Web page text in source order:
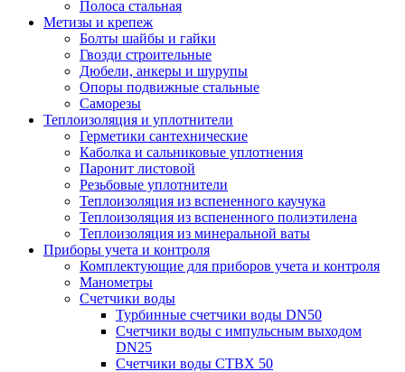
Полоса стальная
Метизы и крепеж
Болты шайбы и гайки
Гвозди строительные
Дюбели, анкеры и шурупы
Опоры подвижные стальные
Саморезы
Теплоизоляция и уплотнители
Герметики сантехнические
Каболка и сальниковые уплотнения
Паронит листовой
Резьбовые уплотнители
Теплоизоляция из вспененного каучука
Теплоизоляция из вспененного полиэтилена
Теплоизоляция из минеральной ваты
Приборы учета и контроля
Комплектующие для приборов учета и контроля
Манометры
Счетчики воды
Турбинные счетчики воды DN50
Счетчики воды с импульсным выходом
DN25
Счетчики воды СТВХ 50